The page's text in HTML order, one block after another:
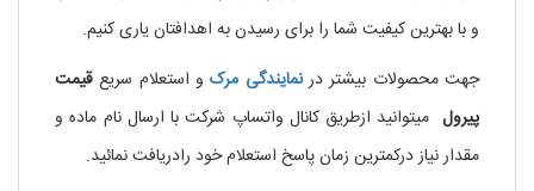
و با بهترین کیفیت شما را برای رسیدن به اهدافتان یاری کنیم.
جهت محصولات بیشتر درنمایندگی مرکو استعلام سریع قیمت
پیرول میتوانید ازطریق کانال واتساپ شرکت با ارسال نام ماده و
مقدار نیاز درکمترین زمان پاسخ استعلام خود رادریافت نمائید.